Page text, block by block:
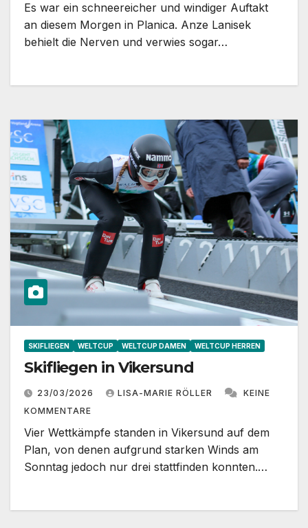
Es war ein schneereicher und windiger Auftakt
an diesem Morgen in Planica. Anze Lanisek
behielt die Nerven und verwies sogar…
SKIFLIEGEN WELTCUP WELTCUP DAMEN WELTCUP HERREN
Skifliegen in Vikersund
23/03/2026 LISA-MARIE RÖLLER
KEINE
KOMMENTARE
Vier Wettkämpfe standen in Vikersund auf dem
Plan, von denen aufgrund starken Winds am
Sonntag jedoch nur drei stattfinden konnten.…